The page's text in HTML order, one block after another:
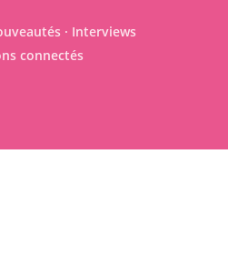
· Interviews
connectés